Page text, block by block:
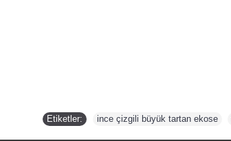
Etiketler: ince çizgili büyük tartan ekose